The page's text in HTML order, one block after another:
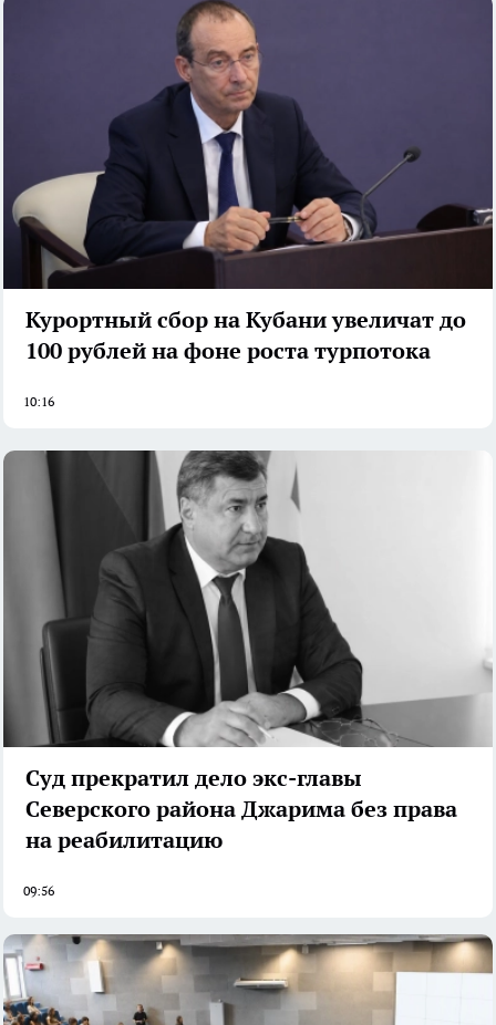
Курортный сбор на Кубани увеличат до
100 рублей на фоне роста турпотока
10:16
Суд прекратил дело экс-главы
Северского района Джарима без права
на реабилитацию
09:56